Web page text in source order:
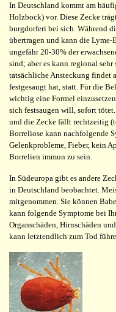
In Deutschland kommt am
Holzbock) vor. Diese Zecke
burgdorferi bei sich. Während
übertragen und kann die Lyme-
ungefähr 20-30% der
sind; aber es kann regional
tatsächliche Ansteckung findet
festgesaugt hat, statt. Für die
wichtig eine Formel
sich festsaugen will, sofort
und die Zecke fällt rechtzeitig
Borreliose kann nachfolgende
Gelenkprobleme, Fieber, kein
Borrelien immun zu sein.
In Südeuropa gibt es andere
in Deutschland beobachtet.
mitgenommen. Sie können
kann folgende Symptome bei
Organschäden, Hirnschäden
kann letztendlich zum Tod